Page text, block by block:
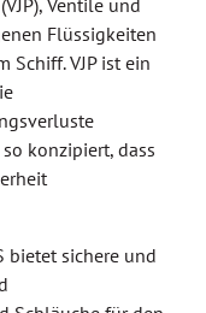
Ventile und
Flüssigkeiten
Schiff. VJP ist ein
konzipiert, dass
bietet sichere und